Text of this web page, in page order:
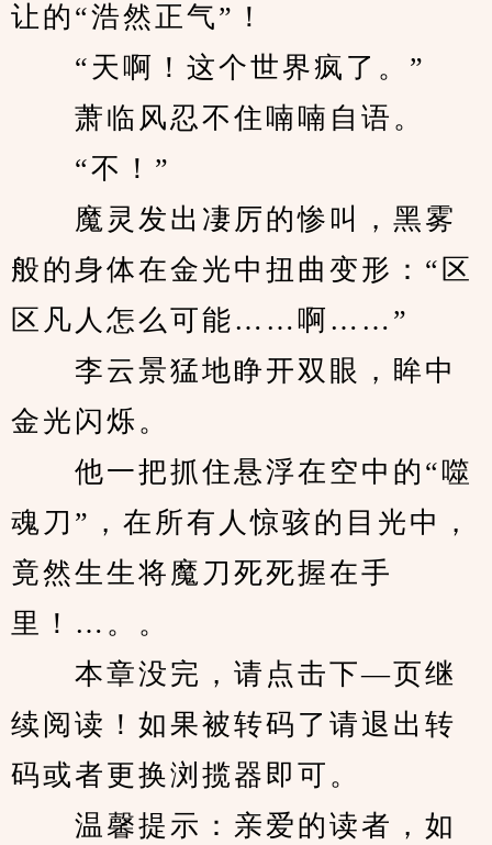
让的“浩然正气”！
“天啊！这个世界疯了。”
萧临风忍不住喃喃自语。
“不！”
魔灵发出凄厉的惨叫，黑雾
般的身体在金光中扭曲变形：“区
区凡人怎么可能……啊……”
李云景猛地睁开双眼，眸中
金光闪烁。
他一把抓住悬浮在空中的“噬
魂刀”，在所有人惊骇的目光中，
竟然生生将魔刀死死握在手
里！…。。
本章没完，请点击下—页继
续阅读！如果被转码了请退出转
码或者更换浏揽器即可。
温馨提示：亲爱的读者，如